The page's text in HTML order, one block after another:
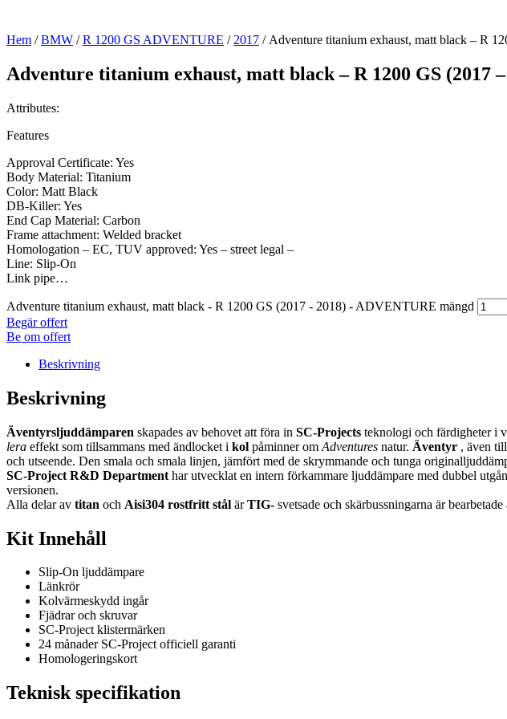
Hem /BMW /R 1200 GS ADVENTURE / 2017 / Adventure titanium exhaust, matt black – R
Adventure titanium exhaust, matt black – R 1200 GS (2017
Attributes:
Features
Approval Certificate: Yes
Body Material: Titanium
Color: Matt Black
DB-Killer: Yes
End Cap Material: Carbon
Frame attachment: Welded bracket
Homologation – EC, TUV approved: Yes – street legal –
Line: Slip-On
Link pipe…
Adventure titanium exhaust, matt black - R 1200 GS (2017 - 2018) - ADVENTURE mängd
Begär offert
Be om offert
Beskrivning
Beskrivning
Äventyrsljuddämparen skapades av behovet att föra in SC-Projects teknologi och färdigheter i
lera effekt som tillsammans med ändlocket i kol påminner om Adventures natur. Äventyr , även
och utseende. Den smala och smala linjen, jämfört med de skrymmande och tunga
SC-Project R&D Department har utvecklat en intern förkammare ljuddämpare med dubbel
versionen.
Alla delar av titan och Aisi304 rostfritt stål ärTIG- svetsade och skärbussningarna är bearbetade
Kit Innehåll
Slip-On ljuddämpare
Länkrör
Kolvärmeskydd ingår
Fjädrar och skruvar
SC-Project klistermärken
24 månader SC-Project officiell garanti
Homologeringskort
Teknisk specifikation